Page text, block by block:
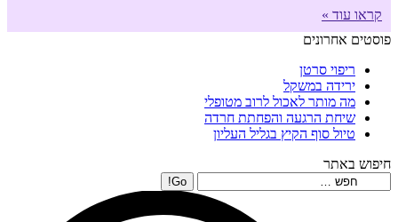
קראו עוד »
פוסטים אחרונים
ריפוי סרטן
ירידה במשקל
מה מותר לאכול לרוב מטופלי
שיחת הרגעה והפחתת חרדה
טיול סוף הקיץ בגליל העליון
חיפוש באתר
Search: